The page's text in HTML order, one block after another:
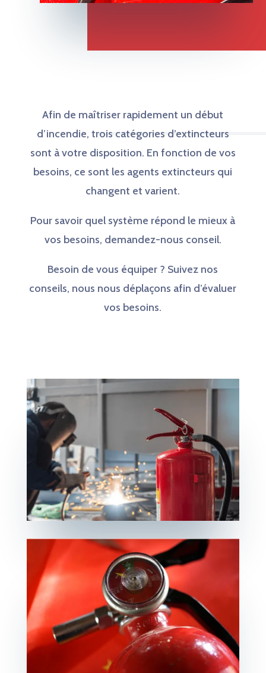
Afin de maîtriser rapidement un début
d’incendie, trois catégories d’extincteurs
sont à votre disposition. En fonction de vos
besoins, ce sont les agents extincteurs qui
changent et varient.
Pour savoir quel système répond le mieux à
vos besoins, demandez-nous conseil.
Besoin de vous équiper ? Suivez nos
conseils, nous nous déplaçons afin d’évaluer
vos besoins.